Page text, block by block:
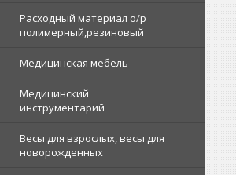
Расходный материал о/р
полимерный,резиновый
Медицинская мебель
Медицинский
инструментарий
Весы для взрослых, весы для
новорожденных